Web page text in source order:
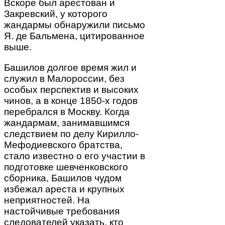
Вскоре был арестован и
Закревский, у которого
жандармы обнаружили письмо
Я. де Бальмена, цитированное
выше.
Башилов долгое время жил и
служил в Малороссии, без
особых перспектив и высоких
чинов, а в конце 1850-х годов
перебрался в Москву. Когда
жандармам, занимавшимся
следствием по делу Кирилло-
Мефодиевского братства,
стало известно о его участии в
подготовке шевченковского
сборника, Башилов чудом
избежал ареста и крупных
неприятностей. На
настойчивые требования
следователей указать, кто